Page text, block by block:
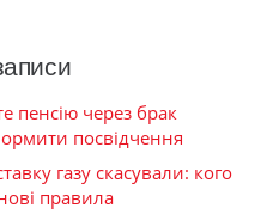
пенсію через брак
посвідчення
газу скасували: кого
правила